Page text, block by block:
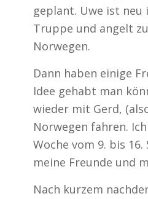
geplant. Uwe ist neu
Truppe und angelt
Norwegen.
Dann haben einige
Idee gehabt man
wieder mit Gerd,
Norwegen fahren.
Woche vom 9. bis
meine Freunde und
Nach kurzem